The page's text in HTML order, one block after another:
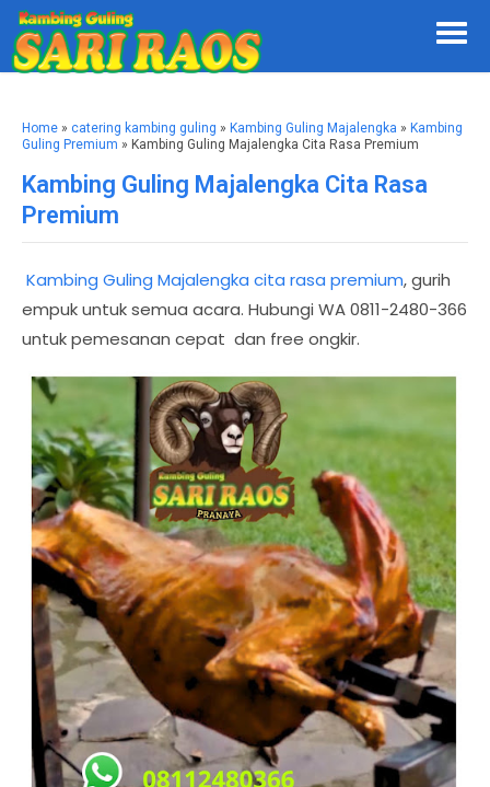
Home » catering kambing guling » Kambing Guling Majalengka » Kambing
Guling Premium » Kambing Guling Majalengka Cita Rasa Premium
Kambing Guling Majalengka Cita Rasa
Premium
Kambing Guling Majalengka cita rasa premium, gurih
empuk untuk semua acara. Hubungi WA 0811-2480-366
untuk pemesanan cepat dan free ongkir.